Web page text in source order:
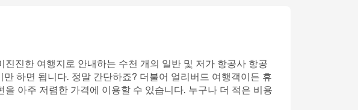
진한 여행지로 안내하는 수천 개의 일반 및 저가 항공사 항공
하면 됩니다. 정말 간단하죠? 더불어 얼리버드 여행객이든 휴
아주 저렴한 가격에 이용할 수 있습니다. 누구나 더 적은 비용